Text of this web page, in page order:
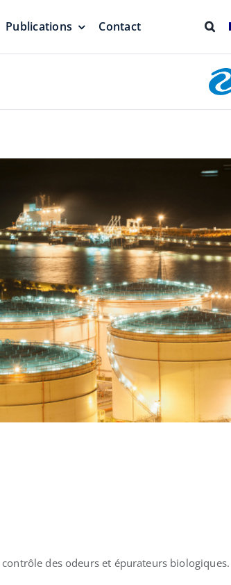
Ecrans flottants et joints
Toit en dôme
géodésique en
aluminium
Protection fiable
Lutte contre
Protection
Système
flottant
Produit plus
Publications Contact
des odeurs et épurateurs biologiques.